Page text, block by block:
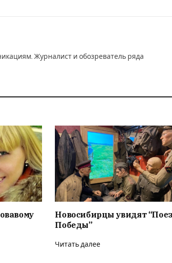
Журналист и обозреватель ряда
Новосибирцы увидят
Победы”
Читать далее